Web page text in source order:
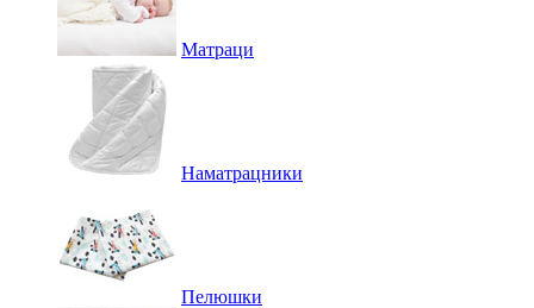
Матраци
Наматрацники
Пелюшки